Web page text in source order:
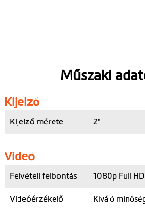
Műszaki
Kijelző
Kijelző mérete 2"
Videó
Felvételi felbontás 1080p Full
Videóérzékelő Kiváló